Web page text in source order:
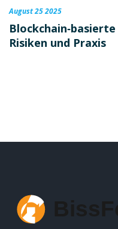
August 25 2025
Blockchain‑basierte
Risiken und Praxis